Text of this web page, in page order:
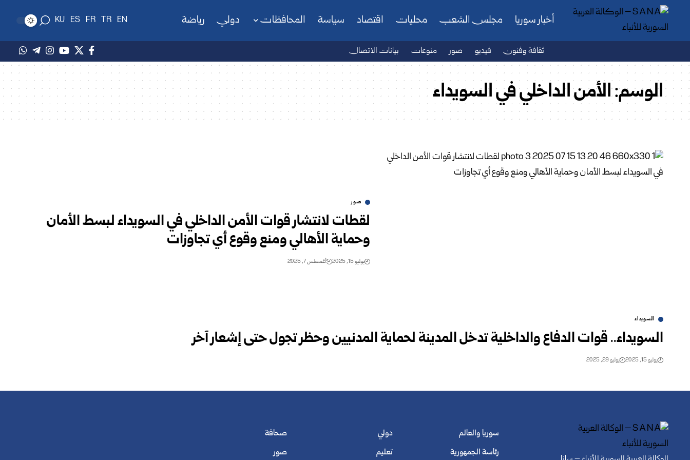
أخبار سوريا مجلس الشعب محليات اقتصاد سياسة المحافظات دولي رياضة EN
TR
FR
ES
KU
ثقافة وفنون فيديو صور منوعات بيانات الاتصال
الوسم:الأمن الداخلي في السويداء
صور
لقطات لانتشار قوات الأمن الداخلي في السويداء لبسط الأمان
وحماية الأهالي ومنع وقوع أي تجاوزات
يوليو 15, 2025 أغسطس 7, 2025
السويداء
السويداء.. قوات الدفاع والداخلية تدخل المدينة لحماية المدنيين وحظر تجول حتى إشعار آخر
يوليو 15, 2025 يوليو 29, 2025
سوريا والعالم
رئاسة الجمهورية
دولي
تعليم
صحافة
صور